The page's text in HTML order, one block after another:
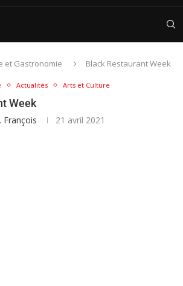
et Gastronomie Black Restaurant Week
Actualités Arts et Culture
Week
François 21 avril 2021